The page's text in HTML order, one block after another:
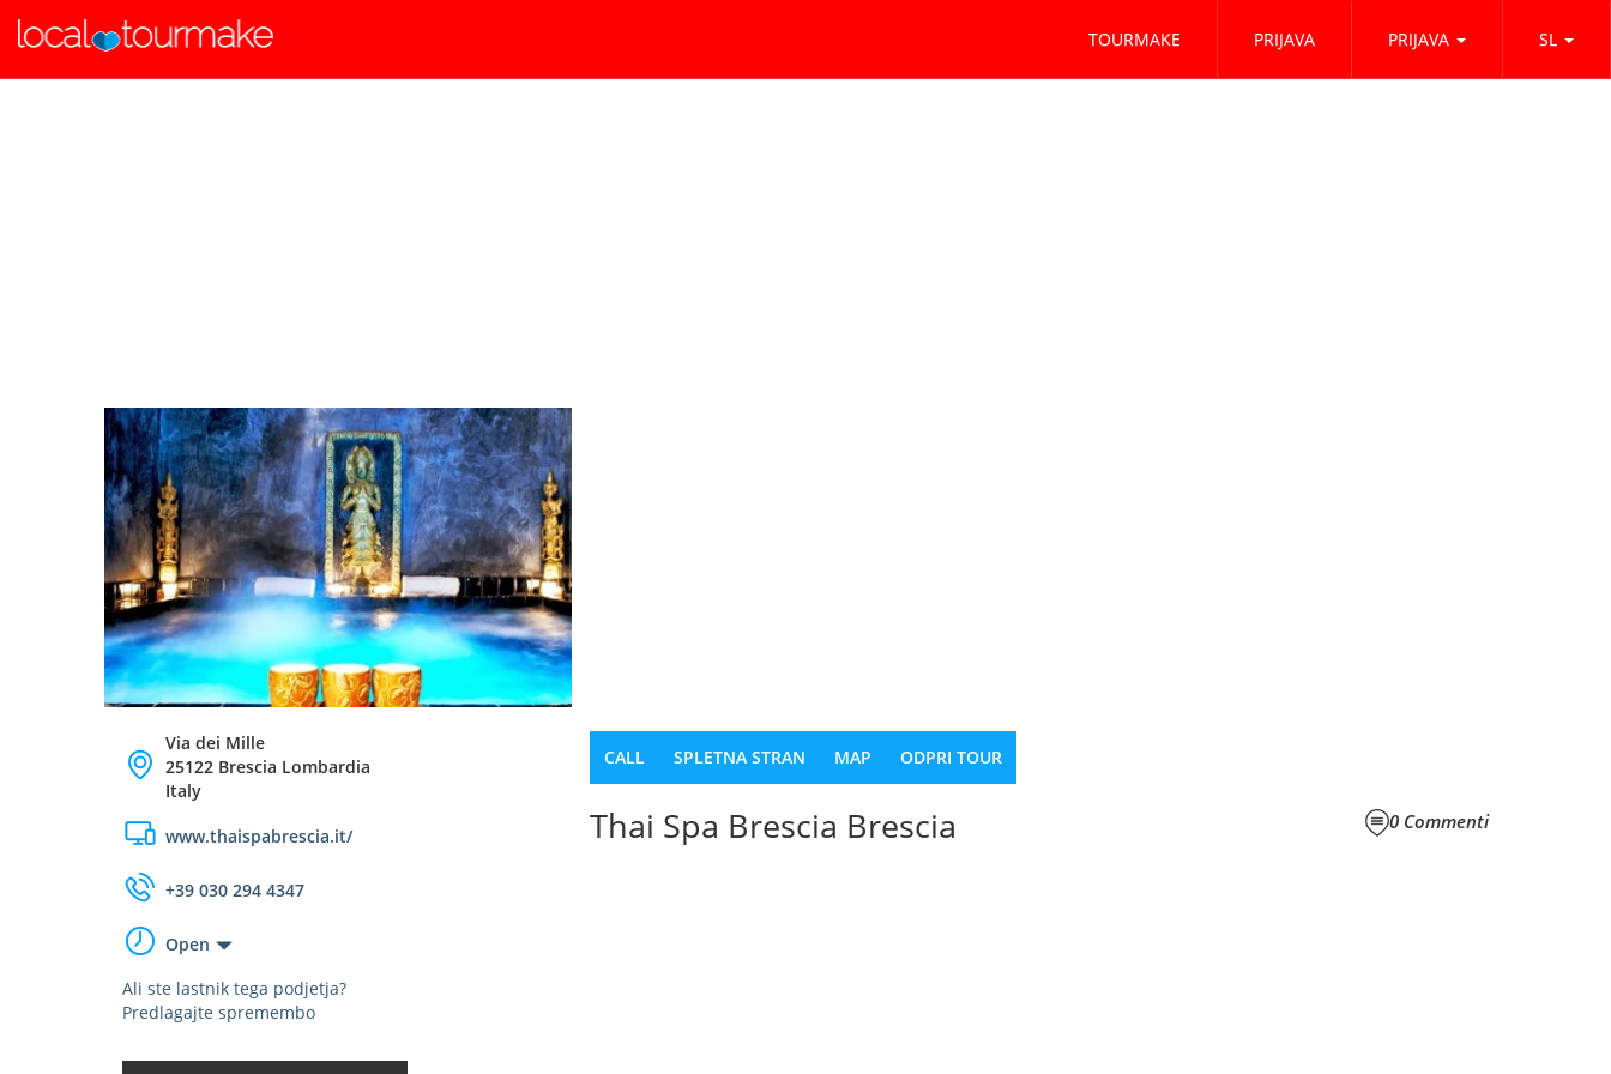
TOURMAKE PRIJAVA PRIJAVA SL
Via dei Mille
25122 Brescia Lombardia
Italy
www.thaispabrescia.it/
+39 030 294 4347
Open
Ali ste lastnik tega podjetja?
Predlagajte spremembo
CALL SPLETNA STRAN MAP ODPRI TOUR
0 Commenti
Thai Spa Brescia Brescia